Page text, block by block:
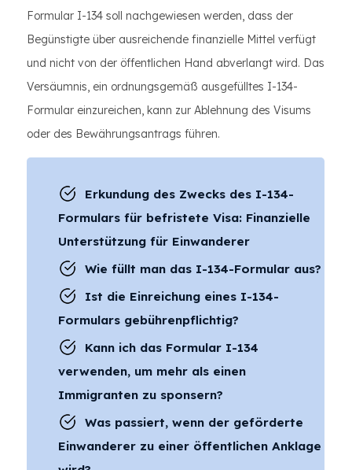
Formular I-134 soll nachgewiesen werden, dass der
Begünstigte über ausreichende finanzielle Mittel verfügt
und nicht von der öffentlichen Hand abverlangt wird. Das
Versäumnis, ein ordnungsgemäß ausgefülltes I-134-
Formular einzureichen, kann zur Ablehnung des Visums
oder des Bewährungsantrags führen.
Erkundung des Zwecks des I-134-
Formulars für befristete Visa: Finanzielle
Unterstützung für Einwanderer
Wie füllt man das I-134-Formular aus?
Ist die Einreichung eines I-134-
Formulars gebührenpflichtig?
Kann ich das Formular I-134
verwenden, um mehr als einen
Immigranten zu sponsern?
Was passiert, wenn der geförderte
Einwanderer zu einer öffentlichen Anklage